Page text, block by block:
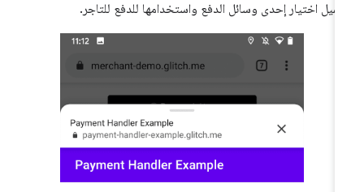
اختيار إحدى وسائل الدفع واستخدامها للدفع للتاجر.